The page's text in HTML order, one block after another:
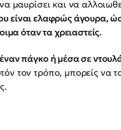
μαυρίσει και να
είναι ελαφρώς άγουρα,
όταν τα χρειαστείς.
πάγκο ή μέσα σε
τον τρόπο, μπορείς να